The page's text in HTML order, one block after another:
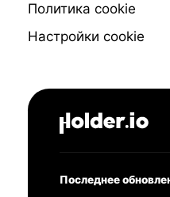
Политика cookie
Настройки cookie
Последнее